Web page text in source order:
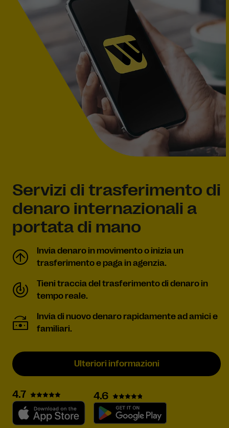
Servizi di trasferimento di
denaro internazionali a
portata di mano
Invia denaro in movimento o inizia un
trasferimento e paga in agenzia.
Tieni traccia del trasferimento di denaro in
tempo reale.
Invia di nuovo denaro rapidamente ad amici e
familiari.
Ulteriori informazioni
4.7 4.6